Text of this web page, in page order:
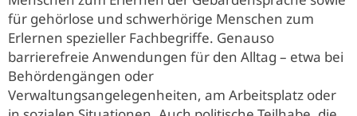
für gehörlose und schwerhörige Menschen zum
Erlernen spezieller Fachbegriffe. Genauso
barrierefreie Anwendungen für den Alltag – etwa bei
Behördengängen oder
Verwaltungsangelegenheiten, am Arbeitsplatz oder